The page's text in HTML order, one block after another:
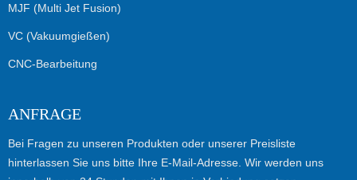
MJF (Multi Jet Fusion)
VC (Vakuumgießen)
CNC-Bearbeitung
ANFRAGE
Bei Fragen zu unseren Produkten oder unserer Preisliste
hinterlassen Sie uns bitte Ihre E-Mail-Adresse. Wir werden uns